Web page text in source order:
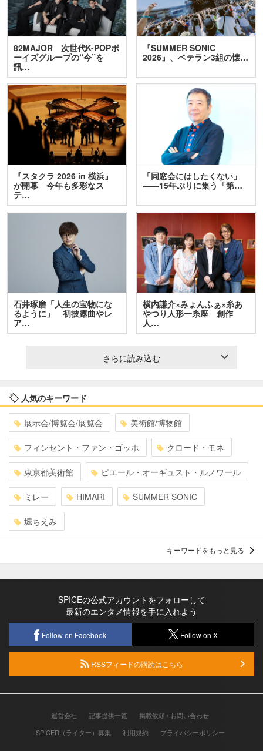
82MAJOR 次世代K-POPボ
ーイズグループの“今”を
訊…
『SUMMER SONIC
2026』、ベテラン3組の懐…
『スタクラ 2026 in 横浜』
が開幕 今年も多彩なス
テ…
「同窓会にはしたくない」
――15年ぶりに集う「第…
石井琢磨「人生の宝物にな
るように」 初披露曲やレ
ア…
横内謙介×みょんふぁ×糸あ
やつり人形一糸座 創作
人…
さらに読み込む
人気のキーワード
展示会/博覧会/展覧会 美術館/博物館
フィンセント・ファン・ゴッホ クロード・モネ
東京都美術館 ピエール・オーギュスト・ルノワール
ミレー HIMARI SUMMER SONIC
堀ちえみ
キーワードをもっと見る
SPICEの公式アカウントをフォローして
最新のエンタメ情報を手に入れよう
Follow on Facebook Follow on X
RSSフィードの購読はこちら
運営会社 記事提供一覧
掲載依頼 / お問い合わせ
SPICER（ライター）募集
利用規約 プライバシーポリシー